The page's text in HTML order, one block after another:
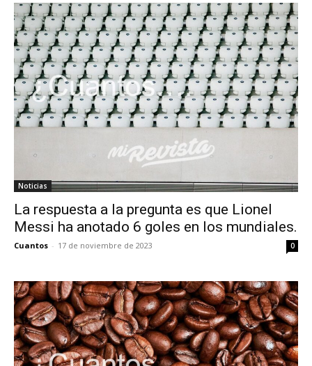
Noticias
La respuesta a la pregunta es que Lionel
Messi ha anotado 6 goles en los mundiales.
Cuantos - 17 de noviembre de 2023 0